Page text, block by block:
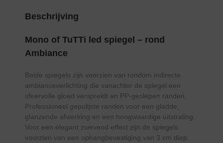
Beschrijving
Mono of TuTTi led spiegel – rond
Ambiance
Beide spiegels zijn voorzien van rondom indirecte
ambianceverlichting die vanachter de spiegel een
sfeervolle gloed verspreidt en PP-geslepen randen.
Professioneel gepolijste randen voor een gladde,
glanzende afwerking en een hoogwaardige uitstraling.
Voor een elegant zwevend effect zijn de spiegels
voorzien van een ophangbevestiging van 3 cm diep.